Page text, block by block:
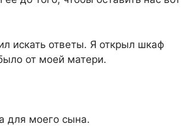
искать ответы. Я открыл шкаф
от моей матери.
для моего сына.